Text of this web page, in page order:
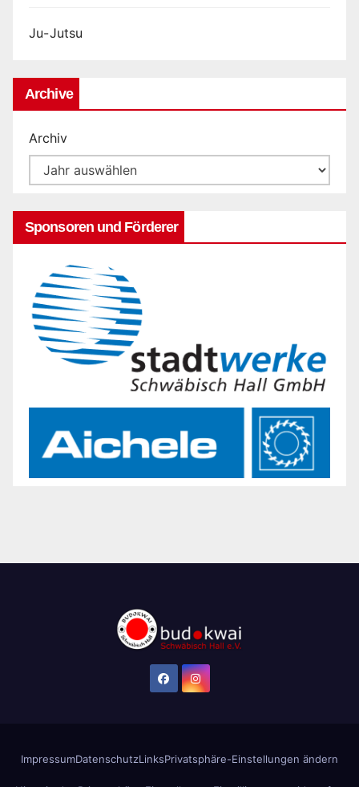
Ju-Jutsu
Archive
Archiv
Sponsoren und Förderer
ImpressumDatenschutzLinksPrivatsphäre-Einstellungen ändern